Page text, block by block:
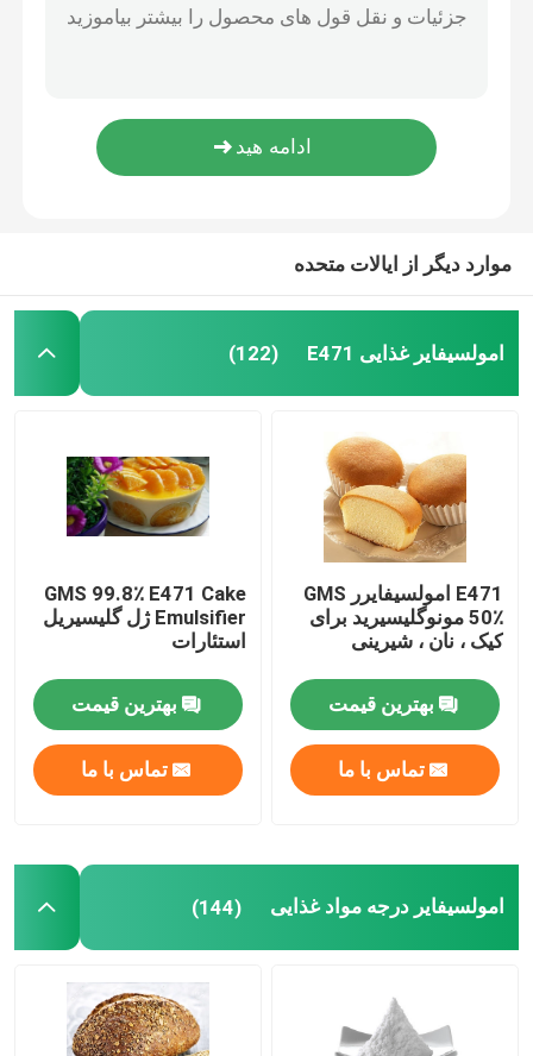
امولسیفایر درجه مواد غذایی
مونو و دیگلیسیرید
گلیسرول مونو استئارات
کیک بهبود دهنده امولسیون
مواد اولیه نانوایی
لسیتین غیر GMO
امولسیون کننده نانوایی
گلیسرول مونولورات
امولسیون کننده های نان با خلوص بالا
امولسیفایرهای نان خمیر ضخیم خوراکی ISO 22000
موارد دیگر از ایالات متحده
امولسیفایر غذایی E471 (122)
E471 امولسیفایرر GMS
50٪ مونوگلیسیرید برای
کیک ، نان ، شیرینی
بهترین قیمت
تماس با ما
GMS 99.8٪ E471 Cake
Emulsifier ژل گلیسیریل
استئارات
بهترین قیمت
تماس با ما
امولسیفایر درجه مواد غذایی (144)